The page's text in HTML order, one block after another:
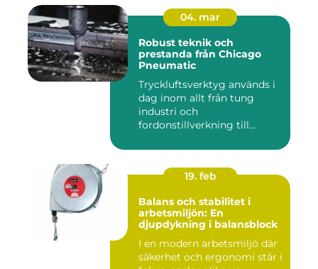
04. mar
Robust teknik och
prestanda från Chicago
Pneumatic
Tryckluftsverktyg används i
dag inom allt från tung
industri och
fordonstillverkning till...
19. feb
Balans och stabilitet i
arbetsmiljön: En
djupdykning i balansblock
I en modern arbetsmiljö där
säkerhet och ergonomi står i